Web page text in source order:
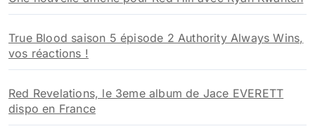
r
:True Blood saison 5 épisode 2 Authority Always Wins,
vos réactions !
Red Revelations, le 3eme album de Jace EVERETT
dispo en France